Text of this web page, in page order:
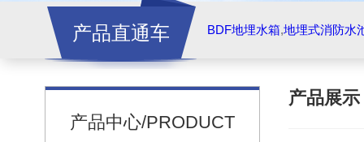
产品直通车 BDF地埋水箱,地埋式消防水
产品中心/PRODUCT
产品展示